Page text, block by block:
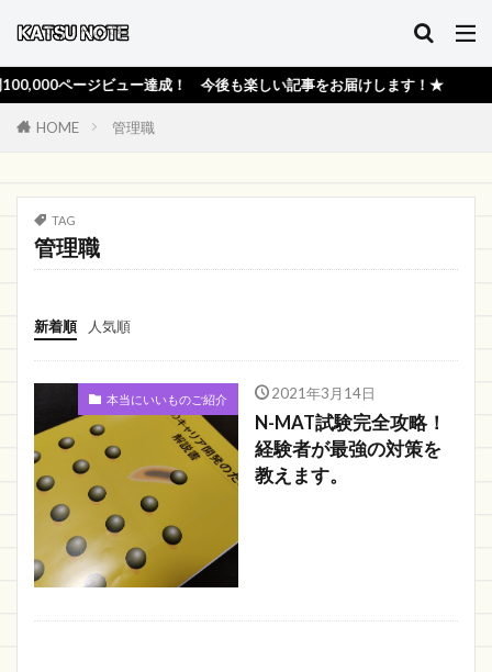
ページビュー達成！ 今後も楽しい記事をお届けします！★
HOME 管理職
TAG
管理職
新着順 人気順
本当にいいものご紹介 2021年3月14日
N-MAT試験完全攻略！
経験者が最強の対策を
教えます。